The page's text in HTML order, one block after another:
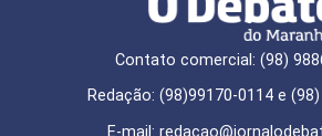
Contato comercial: (98)
Redação: (98)99170-0114 e
E-mail: